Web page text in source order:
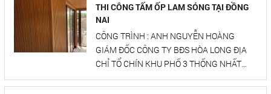
THI CÔNG TẤM ỐP LAM SÓNG TẠI ĐỒNG
NAI
CÔNG TRÌNH : ANH NGUYỄN HOÀNG
GIÁM ĐỐC CÔNG TY BĐS HÒA LONG ĐỊA
CHỈ TỔ CHÍN KHU PHỐ 3 THỐNG NHẤT
ĐỒNG NAI HẠNG MỤC THI CÔNG : TẤM ỐP